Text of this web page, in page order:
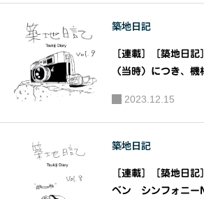
築地日記
［連載］［築地日
（当時）につき、機
杉山圭（築地考 著者
2023.12.15
築地日記
［連載］［築地日
ベン シンフォニー